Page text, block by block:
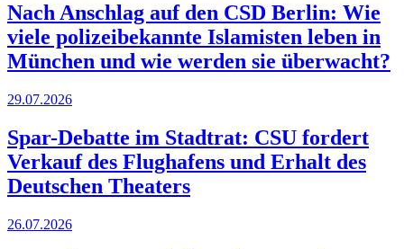
Nach Anschlag auf den CSD Berlin: Wie
viele polizeibekannte Islamisten leben in
München und wie werden sie überwacht?
29.07.2026
Spar-Debatte im Stadtrat: CSU fordert
Verkauf des Flughafens und Erhalt des
Deutschen Theaters
26.07.2026